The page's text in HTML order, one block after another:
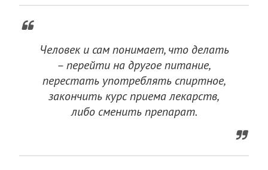
Человек и сам понимает, что делать
– перейти на другое питание,
перестать употреблять спиртное,
закончить курс приема лекарств,
либо сменить препарат.